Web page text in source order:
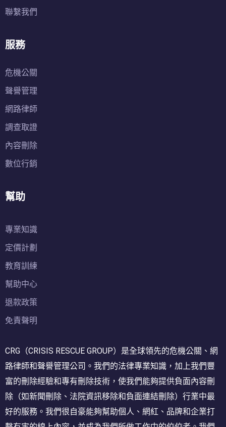
聯繫我們
服務
危機公關
聲譽管理
網路律師
調查取證
內容刪除
數位行銷
幫助
專業知識
定價計劃
教育訓練
幫助中心
退款政策
免責聲明
CRG（CRISIS RESCUE GROUP）是全球領先的危機公關、網
路律師和聲譽管理公司。我們的法律專業知識，加上我們豐
富的刪除經驗和專有刪除技術，使我們能夠提供負面內容刪
除（如新聞刪除、法院資訊移除和負面連結刪除）行業中最
好的服務。我們很自豪能夠幫助個人、網紅、品牌和企業打